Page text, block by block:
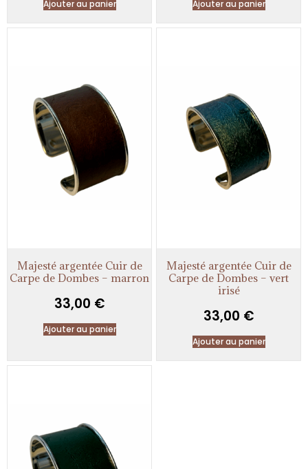
Ajouter au panier Ajouter au panier
Majesté argentée Cuir de
Carpe de Dombes – marron
33,00 €
Ajouter au panier
Majesté argentée Cuir de
Carpe de Dombes – vert
irisé
33,00 €
Ajouter au panier